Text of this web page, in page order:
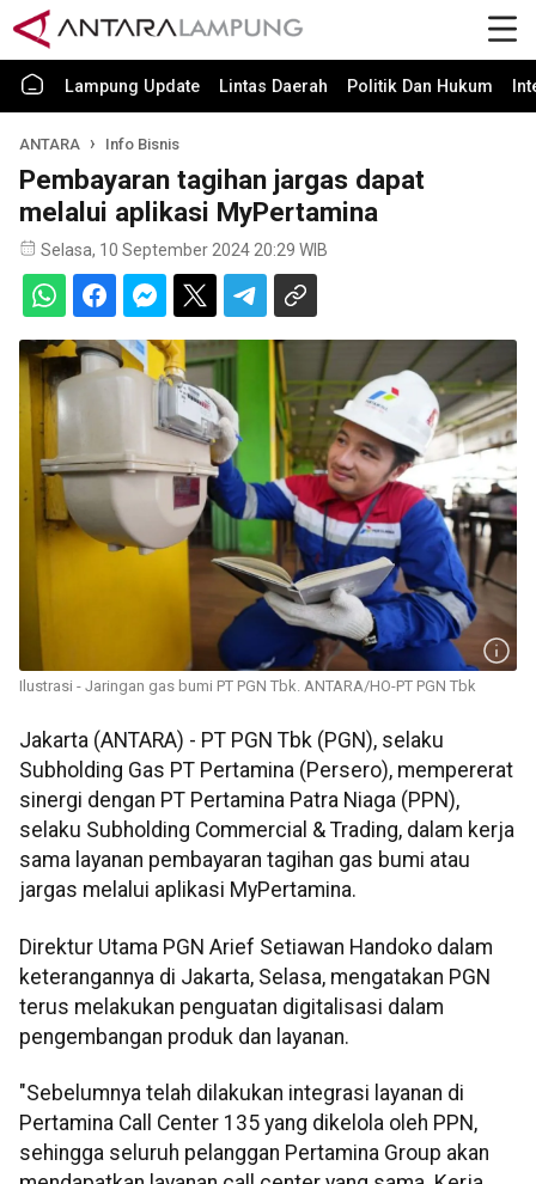
Lampung Update Lintas Daerah Politik Dan Hukum
ANTARA Info Bisnis
Pembayaran tagihan jargas dapat
melalui aplikasi MyPertamina
Selasa, 10 September 2024 20:29 WIB
Ilustrasi - Jaringan gas bumi PT PGN Tbk. ANTARA/HO-PT PGN Tbk
Jakarta (ANTARA) - PT PGN Tbk (PGN), selaku
Subholding Gas PT Pertamina (Persero), mempererat
sinergi dengan PT Pertamina Patra Niaga (PPN),
selaku Subholding Commercial & Trading, dalam kerja
sama layanan pembayaran tagihan gas bumi atau
jargas melalui aplikasi MyPertamina.
Direktur Utama PGN Arief Setiawan Handoko dalam
keterangannya di Jakarta, Selasa, mengatakan PGN
terus melakukan penguatan digitalisasi dalam
pengembangan produk dan layanan.
"Sebelumnya telah dilakukan integrasi layanan di
Pertamina Call Center 135 yang dikelola oleh PPN,
sehingga seluruh pelanggan Pertamina Group akan